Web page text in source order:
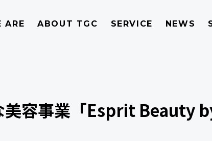
ARE ABOUT TGC SERVICE NEWS
美容事業「Esprit Beauty